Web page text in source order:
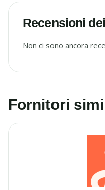
Recensioni
Non ci sono ancora
Fornitori